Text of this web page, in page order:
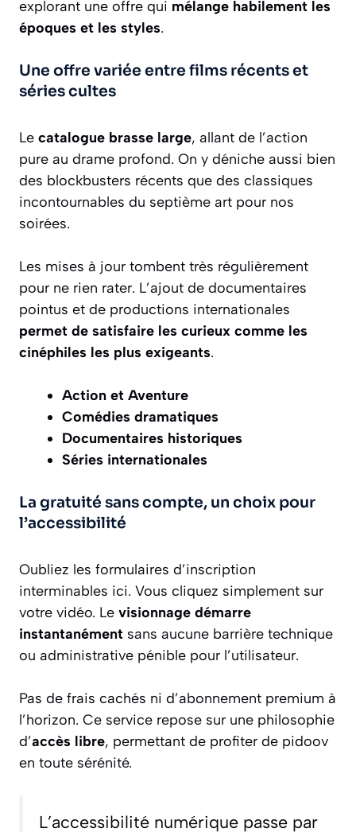
explorant une offre qui mélange habilement les
époques et les styles.
Une offre variée entre films récents et
séries cultes
Le catalogue brasse large, allant de l’action
pure au drame profond. On y déniche aussi bien
des blockbusters récents que des classiques
incontournables du septième art pour nos
soirées.
Les mises à jour tombent très régulièrement
pour ne rien rater. L’ajout de documentaires
pointus et de productions internationales
permet de satisfaire les curieux comme les
cinéphiles les plus exigeants.
Action et Aventure
Comédies dramatiques
Documentaires historiques
Séries internationales
La gratuité sans compte, un choix pour
l’accessibilité
Oubliez les formulaires d’inscription
interminables ici. Vous cliquez simplement sur
votre vidéo. Le visionnage démarre
instantanément sans aucune barrière technique
ou administrative pénible pour l’utilisateur.
Pas de frais cachés ni d’abonnement premium à
l’horizon. Ce service repose sur une philosophie
d’accès libre, permettant de profiter de pidoov
en toute sérénité.
L’accessibilité numérique passe par